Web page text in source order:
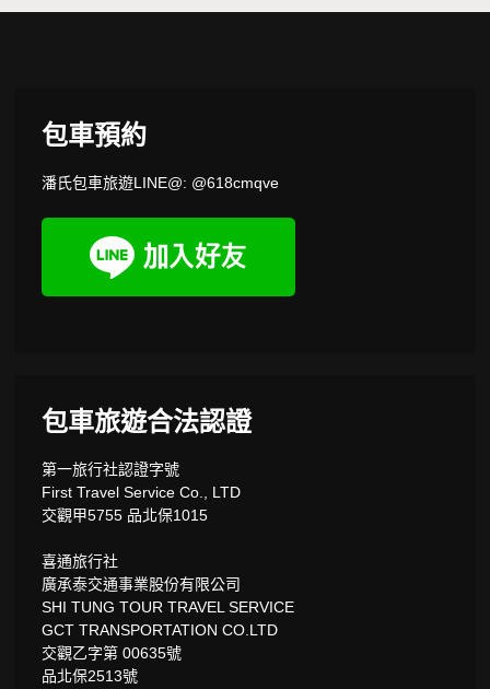
包車預約
潘氏包車旅遊LINE@: @618cmqve
包車旅遊合法認證
第一旅行社認證字號
First Travel Service Co., LTD
交觀甲5755 品北保1015
喜通旅行社
廣承泰交通事業股份有限公司
SHI TUNG TOUR TRAVEL SERVICE
GCT TRANSPORTATION CO.LTD
交觀乙字第 00635號
品北保2513號